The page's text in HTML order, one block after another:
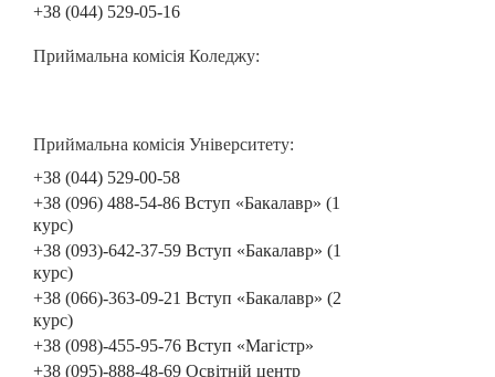
+38 (044) 529-05-16
Приймальна комісія Коледжу:
Приймальна комісія Університету:
+38 (044) 529-00-58
+38 (096) 488-54-86 Вступ «Бакалавр» (1
курс)
+38 (093)-642-37-59 Вступ «Бакалавр» (1
курс)
+38 (066)-363-09-21 Вступ «Бакалавр» (2
курс)
+38 (098)-455-95-76 Вступ «Магістр»
+38 (095)-888-48-69 Освітній центр